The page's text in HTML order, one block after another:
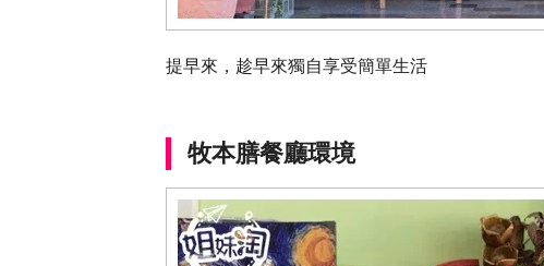
提早來，趁早來獨自享受簡單生活
牧本膳餐廳環境